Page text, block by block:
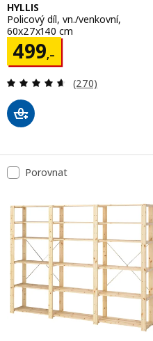
cm
HYLLIS
Policový díl, vn./venkovní,
60x27x140 cm
499,–
Cena 499,–
Recenze: 4.6 z
(270)
Porovnat